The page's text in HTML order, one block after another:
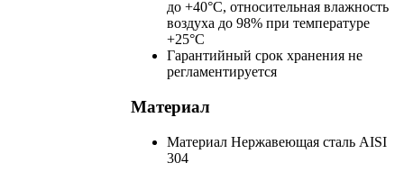
до +40°С, относительная влажность
воздуха до 98% при температуре
+25°С
Гарантийный срок хранения не
регламентируется
Материал
Материал Нержавеющая сталь AISI
304